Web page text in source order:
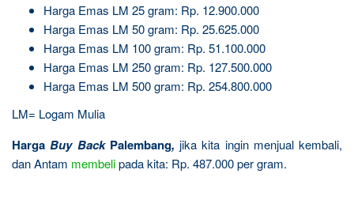
Harga Emas LM 25 gram: Rp. 12.900.000
Harga Emas LM 50 gram: Rp. 25.625.000
Harga Emas LM 100 gram: Rp. 51.100.000
Harga Emas LM 250 gram: Rp. 127.500.000
Harga Emas LM 500 gram: Rp. 254.800.000
LM= Logam Mulia
HargaBuy Back Palembang, jika kita ingin menjual kembali,
dan Antam membelipada kita: Rp. 487.000 per gram.